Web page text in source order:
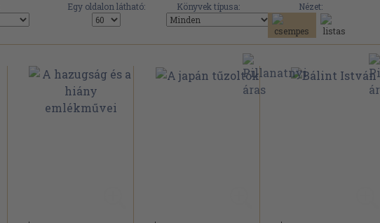
Egy oldalon látható: Könyvek típusa:
Nézet: